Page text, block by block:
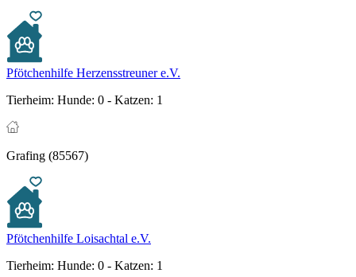
Pfötchenhilfe Herzensstreuner e.V.
Tierheim: Hunde: 0 - Katzen: 1
Grafing (85567)
Pfötchenhilfe Loisachtal e.V.
Tierheim: Hunde: 0 - Katzen: 1